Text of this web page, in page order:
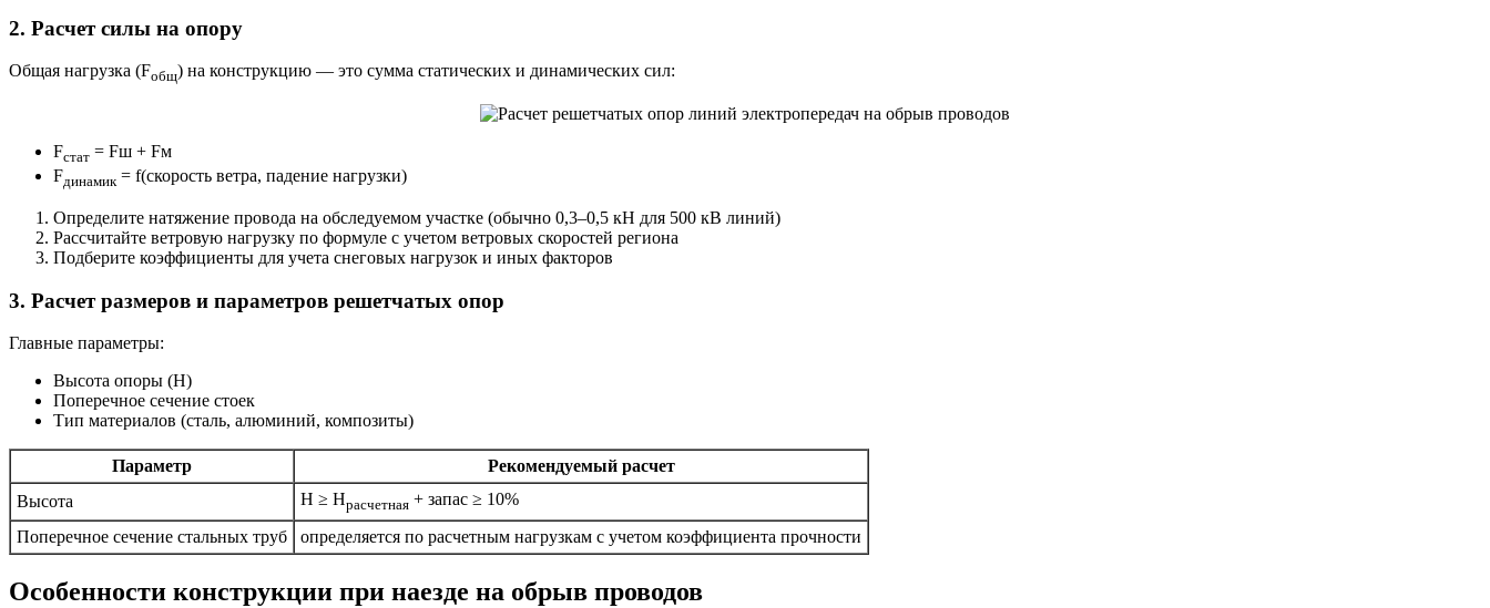
2. Расчет силы на опору
Общая нагрузка (Fобщ) на конструкцию — это сумма статических и динамических сил:
Fстат = Fш + Fм
Fдинамик = f(скорость ветра, падение нагрузки)
Определите натяжение провода на обследуемом участке (обычно 0,3–0,5 кН для 500 кВ линий)
Рассчитайте ветровую нагрузку по формуле с учетом ветровых скоростей региона
Подберите коэффициенты для учета снеговых нагрузок и иных факторов
3. Расчет размеров и параметров решетчатых опор
Главные параметры:
Высота опоры (H)
Поперечное сечение стоек
Тип материалов (сталь, алюминий, композиты)
Параметр
Рекомендуемый расчет
Высота
H ≥ Hрасчетная + запас ≥ 10%
Поперечное сечение стальных труб
определяется по расчетным нагрузкам с учетом коэффициента прочности
Особенности конструкции при наезде на обрыв проводов